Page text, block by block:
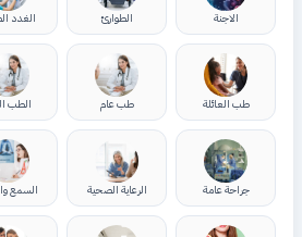
الاجنة الطوارئ الغدد
طب العائلة طب عام الطب
جراحة عامة الرعاية الصحية السمع